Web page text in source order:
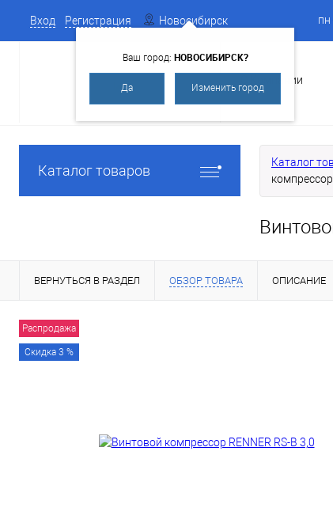
Вход Регистрация Новосибирск
Ваш город: НОВОСИБИРСК?
Да Изменить город
пн
О Компании
Каталог товаров Каталог
компрессор
ВЕРНУТЬСЯ В РАЗДЕЛ ОБЗОР ТОВАРА ОПИСАНИЕ
Распродажа
Скидка 3 %